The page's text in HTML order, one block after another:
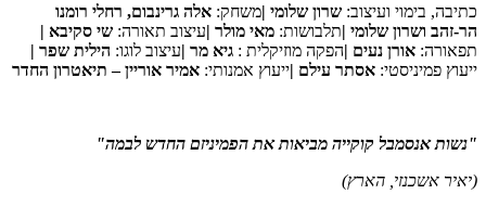
כתיבה, בימוי ועיצוב: שרון שלומי |משחק: אלה גרינבום, רחלי רומנו
הר-זהב ושרון שלומי |תלבושות: מאי מולר |עיצוב תאורה: שי סקיבא |
תפאורה: אורן נעים |הפקה מוזיקלית : גיא מר |עיצוב לוגו: הילית שפר |
ייעוץ פמיניסטי: אסתר עילם |ייעוץ אמנותי: אמיר אוריין – תיאטרון החדר
"נשות אנסמבל קוקייה מביאות את הפמיניזם החדש לבמה"
(יאיר אשכנזי, הארץ)